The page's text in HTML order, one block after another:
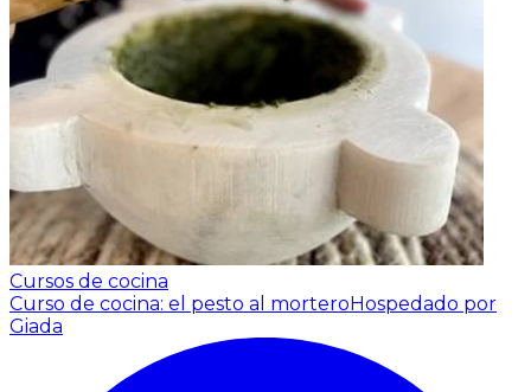
Cursos de cocina
Curso de cocina: el pesto al mortero Hospedado por
Giada